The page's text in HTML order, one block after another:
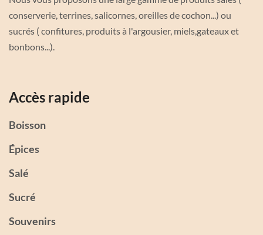
conserverie, terrines, salicornes, oreilles de cochon...) ou
sucrés ( confitures, produits à l'argousier, miels,gateaux et
bonbons...).
Accès rapide
Boisson
Épices
Salé
Sucré
Souvenirs